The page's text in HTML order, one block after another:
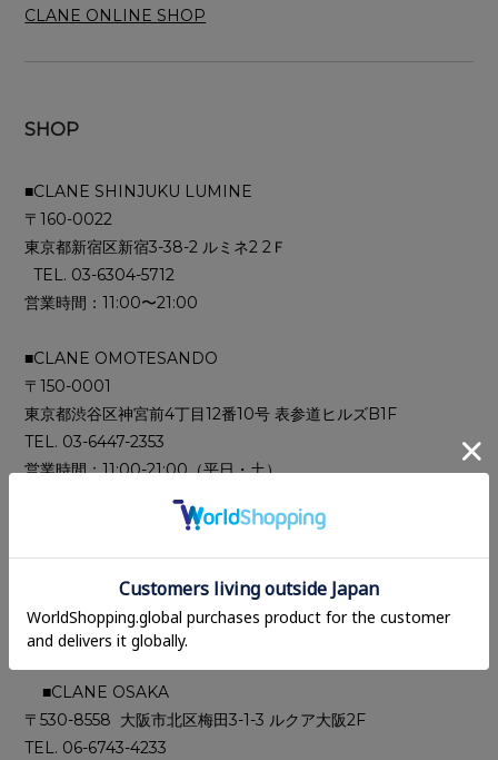
CLANE ONLINE SHOP
SHOP
■CLANE SHINJUKU LUMINE
〒160-0022
東京都新宿区新宿3-38-2 ルミネ2 2Ｆ
TEL. 03-6304-5712
営業時間：11:00〜21:00
■CLANE OMOTESANDO
〒150-0001
東京都渋谷区神宮前4丁目12番10号 表参道ヒルズB1F
TEL. 03-6447-2353
営業時間：11:00-21:00（平日・土）
■CLANE SHINJUKU ISETAN
〒160-0022 東京都新宿区新宿3-14-1 伊勢丹新宿 2F
TEL. 03-3352-1111（代表）
営業時間：10:00〜20:00
■CLANE OSAKA
〒530-8558 大阪市北区梅田3-1-3 ルクア大阪2F
TEL. 06-6743-4233